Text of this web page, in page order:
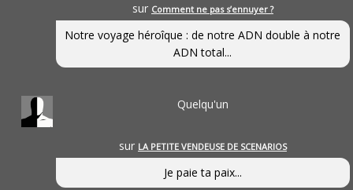
sur Comment ne pas s’ennuyer ?
Notre voyage héroîque : de notre ADN double à notre
ADN total...
Quelqu'un
sur LA PETITE VENDEUSE DE SCENARIOS
Je paie ta paix...